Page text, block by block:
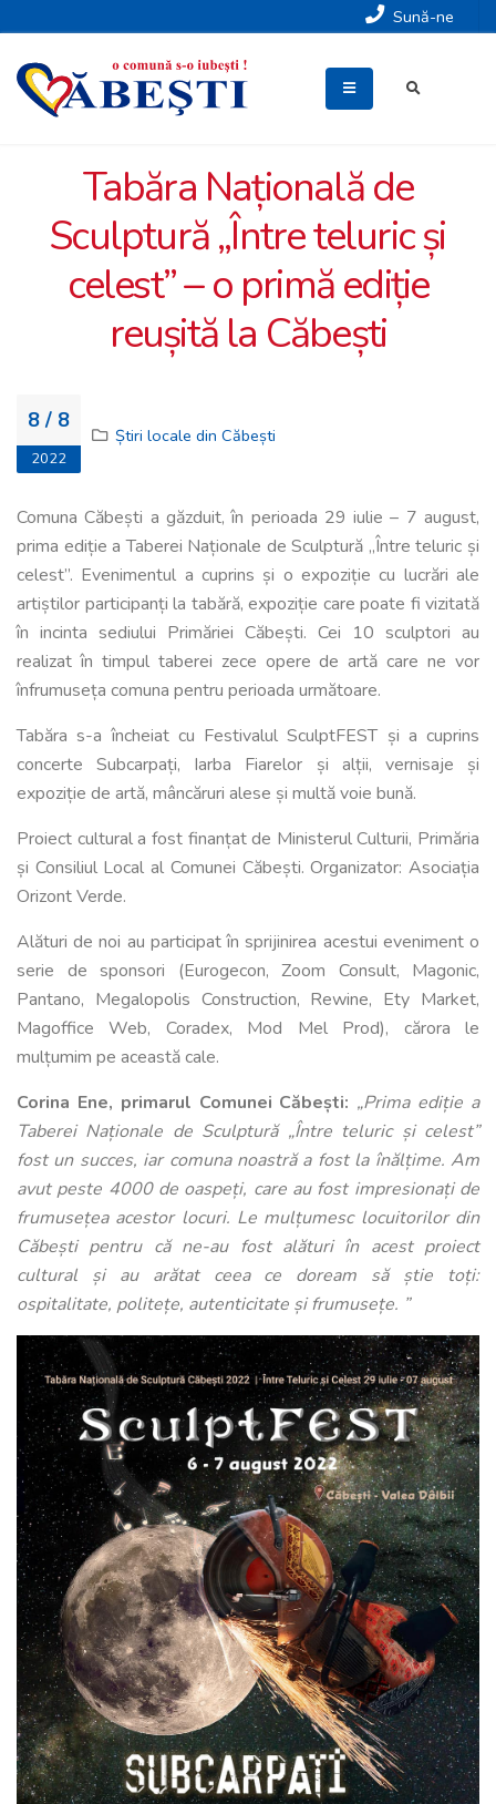
Sună-ne
Tabăra Națională de
Sculptură „Între teluric și
celest” – o primă ediție
reușită la Căbești
8 / 8
2022
Știri locale din Căbești
Comuna Căbești a găzduit, în perioada 29 iulie – 7 august,
prima ediție a Taberei Naționale de Sculptură „Între teluric și
celest”. Evenimentul a cuprins și o expoziție cu lucrări ale
artiștilor participanți la tabără, expoziție care poate fi vizitată
în incinta sediului Primăriei Căbești. Cei 10 sculptori au
realizat în timpul taberei zece opere de artă care ne vor
înfrumuseța comuna pentru perioada următoare.
Tabăra s-a încheiat cu Festivalul SculptFEST și a cuprins
concerte Subcarpați, Iarba Fiarelor și alții, vernisaje și
expoziție de artă, mâncăruri alese și multă voie bună.
Proiect cultural a fost finanțat de Ministerul Culturii, Primăria
și Consiliul Local al Comunei Căbești. Organizator: Asociația
Orizont Verde.
Alături de noi au participat în sprijinirea acestui eveniment o
serie de sponsori (Eurogecon, Zoom Consult, Magonic,
Pantano, Megalopolis Construction, Rewine, Ety Market,
Magoffice Web, Coradex, Mod Mel Prod), cărora le
mulțumim pe această cale.
Corina Ene, primarul Comunei Căbești: „Prima ediție a
Taberei Naționale de Sculptură „Între teluric și celest”
fost un succes, iar comuna noastră a fost la înălțime. Am
avut peste 4000 de oaspeți, care au fost impresionați de
frumusețea acestor locuri. Le mulțumesc locuitorilor din
Căbești pentru că ne-au fost alături în acest proiect
cultural și au arătat ceea ce doream să știe toți:
ospitalitate, politețe, autenticitate și frumusețe. ”